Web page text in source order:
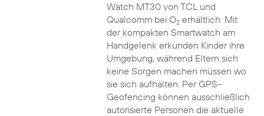
Watch MT30 von TCL und
Qualcomm bei O2erhältlich. Mit
der kompakten Smartwatch am
Handgelenk erkunden Kinder ihre
Umgebung, während Eltern sich
keine Sorgen machen müssen wo
sie sich aufhalten. Per GPS-
Geofencing können ausschließlich
autorisierte Personen die aktuelle